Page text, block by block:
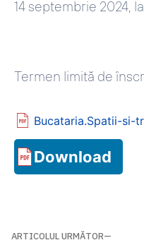
14 septembrie 2024,
Termen limită de
Bucataria.Spatii-si-
Download
ARTICOLUL URMĂTOR